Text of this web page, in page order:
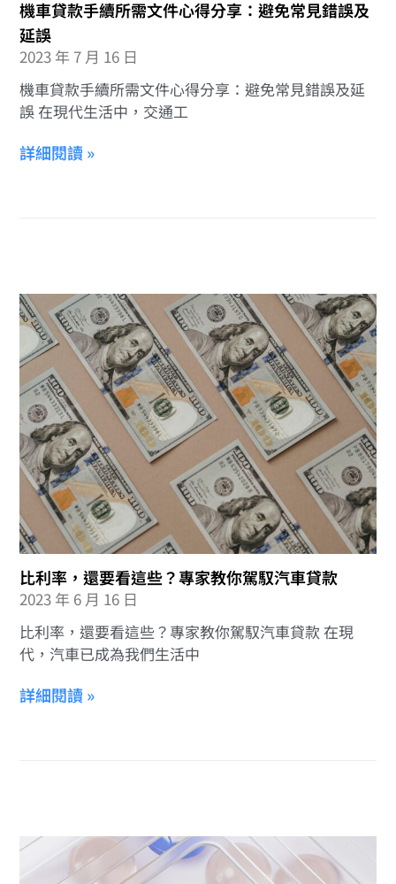
機車貸款手續所需文件心得分享：避免常見錯誤及
延誤
2023 年 7 月 16 日
機車貸款手續所需文件心得分享：避免常見錯誤及延
誤 在現代生活中，交通工
詳細閱讀 »
比利率，還要看這些？專家教你駕馭汽車貸款
2023 年 6 月 16 日
比利率，還要看這些？專家教你駕馭汽車貸款 在現
代，汽車已成為我們生活中
詳細閱讀 »